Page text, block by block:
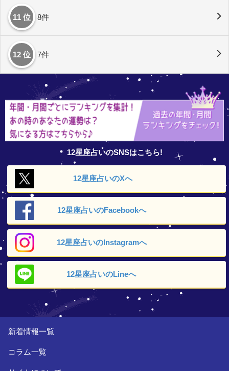
11 位 8件
12 位 7件
12星座占いのSNSはこちら!
12星座占いのXへ
12星座占いのFacebookへ
12星座占いのInstagramへ
12星座占いのLineへ
新着情報一覧
コラム一覧